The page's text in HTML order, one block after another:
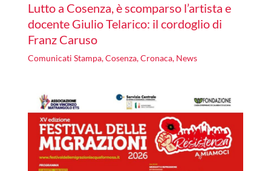
Lutto a Cosenza, è scomparso l’artista e
docente Giulio Telarico: il cordoglio di
Franz Caruso
Comunicati Stampa,Cosenza,Cronaca, News